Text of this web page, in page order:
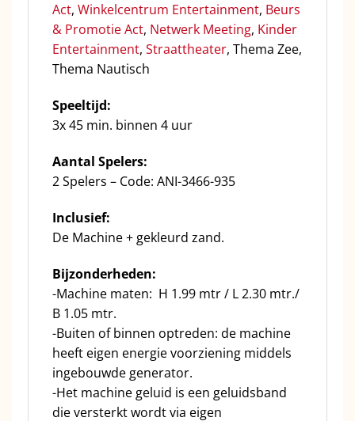
Act, Winkelcentrum Entertainment, Beurs
& Promotie Act, Netwerk Meeting, Kinder
Entertainment, Straattheater, Thema Zee,
Thema Nautisch
Speeltijd:
3x 45 min. binnen 4 uur
Aantal Spelers:
2 Spelers – Code: ANI-3466-935
Inclusief:
De Machine + gekleurd zand.
Bijzonderheden:
-Machine maten: H 1.99 mtr / L 2.30 mtr./
B 1.05 mtr.
-Buiten of binnen optreden: de machine
heeft eigen energie voorziening middels
ingebouwde generator.
-Het machine geluid is een geluidsband
die versterkt wordt via eigen